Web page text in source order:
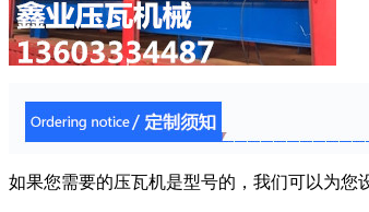
如果您需要的压瓦机是型号的，我们可以为您